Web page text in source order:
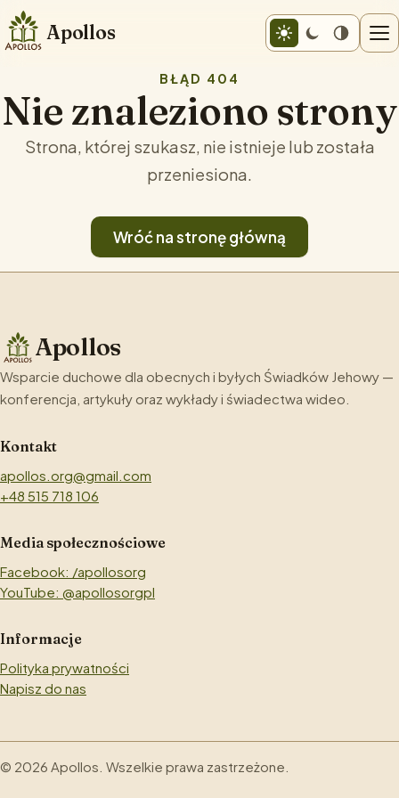
Apollos
BŁĄD 404
Nie znaleziono strony
Strona, której szukasz, nie istnieje lub została
przeniesiona.
Wróć na stronę główną
Apollos
Wsparcie duchowe dla obecnych i byłych Świadków Jehowy —
konferencja, artykuły oraz wykłady i świadectwa wideo.
Kontakt
apollos.org@gmail.com
+48 515 718 106
Media społecznościowe
Facebook: /apollosorg
YouTube: @apollosorgpl
Informacje
Polityka prywatności
Napisz do nas
© 2026 Apollos. Wszelkie prawa zastrzeżone.